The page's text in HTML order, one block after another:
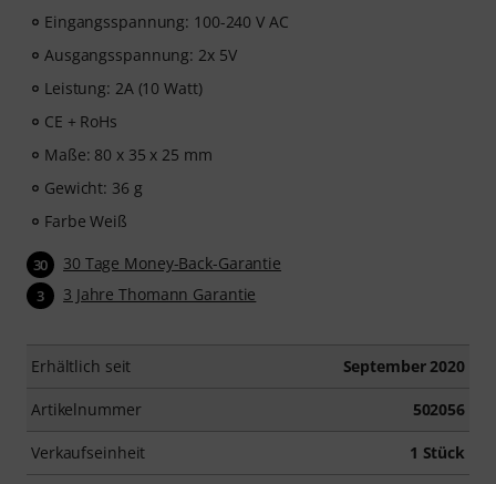
Eingangsspannung: 100-240 V AC
Ausgangsspannung: 2x 5V
Leistung: 2A (10 Watt)
CE + RoHs
Maße: 80 x 35 x 25 mm
Gewicht: 36 g
Farbe Weiß
30 30 Tage Money-Back-Garantie
3 3 Jahre Thomann Garantie
Erhältlich seit September 2020
Artikelnummer 502056
Verkaufseinheit 1 Stück